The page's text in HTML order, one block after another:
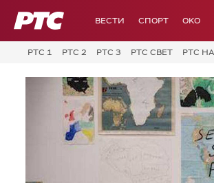
РТС ВЕСТИ СПОРТ OKO
РТС 1 РТС 2 РТС 3 РТС СВЕТ РТС